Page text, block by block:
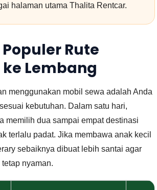
halaman utama Thalita Rentcar.
Rute
Lembang
menggunakan mobil sewa adalah Anda
kebutuhan. Dalam satu hari,
memilih dua sampai empat destinasi
terlalu padat. Jika membawa anak kecil
sebaiknya dibuat lebih santai agar
nyaman.